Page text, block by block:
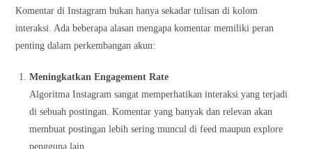
Komentar di Instagram bukan hanya sekadar tulisan di kolom
interaksi. Ada beberapa alasan mengapa komentar memiliki peran
penting dalam perkembangan akun:
Meningkatkan Engagement Rate
Algoritma Instagram sangat memperhatikan interaksi yang terjadi
di sebuah postingan. Komentar yang banyak dan relevan akan
membuat postingan lebih sering muncul di feed maupun explore
pengguna lain.